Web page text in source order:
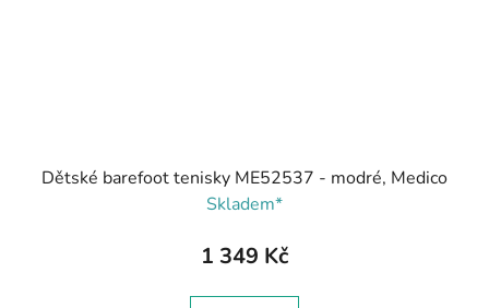
Dětské barefoot tenisky ME52537 - modré, Medico
Skladem*
1 349 Kč